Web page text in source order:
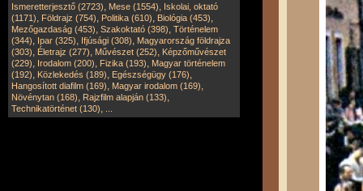
Ismeretterjesztő (2723), Mese (1554), Iskolai, oktató
(1171), Földrajz (754), Politika (610), Biológia (453),
Mezőgazdaság (453), Szakoktató (398), Történelem
(344), Ipar (325), Ifjúsági (308), Magyarország földrajza
(303), Életrajz (277), Művészet (252), Képzőművészet
(229), Irodalom (200), Fizika (193), Magyar történelem
(192), Közlekedés (189), Egészségügy (176),
Hangosított diafilm (169), Magyar irodalom (169),
Növénytan (168), Rajzfilm alapján (133),
Technikatörténet (130),